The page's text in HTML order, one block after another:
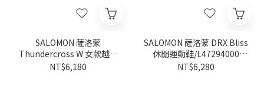
SALOMON 薩洛蒙
Thundercross W 女款越野
NT$6,180
SALOMON 薩洛蒙 DRX Bliss
休閒運動鞋/L47294000
JUL25
NT$6,280